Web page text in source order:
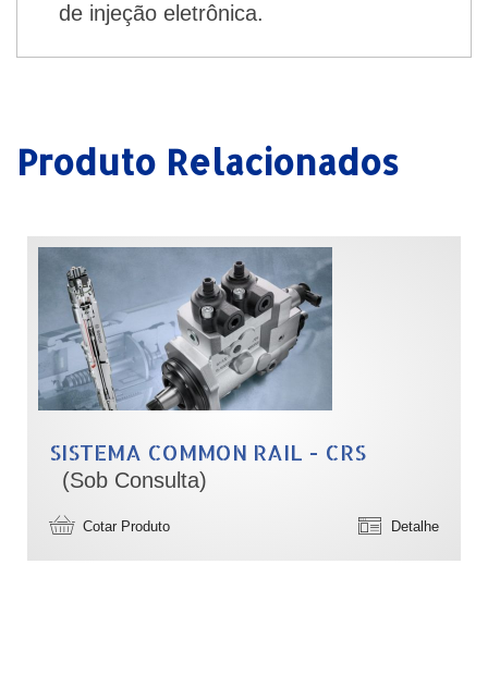
de injeção eletrônica.
Produto Relacionados
SISTEMA COMMON RAIL - CRS
(Sob Consulta)
Cotar Produto Detalhe